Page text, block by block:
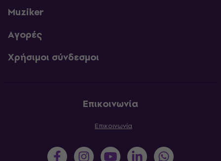
Muziker
Αγορές
Χρήσιμοι σύνδεσμοι
Επικοινωνία
Επικοινωνία